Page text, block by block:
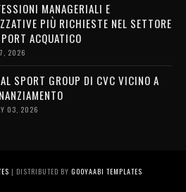
MANAGERIALI E
PIÙ RICHIESTE NEL SETTORE
ACQUATICO
2026
SPORT GROUP DI CVC VICINO A
03, 2026
| DISTRIBUTED BY GOOYAABI TEMPLATES